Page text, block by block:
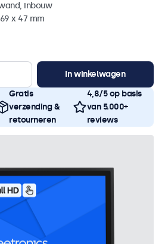
inbouw
x 47 mm
In winkelwagen
Gratis
verzending &
retourneren
4,8/5 op basis
van 5.000+
reviews